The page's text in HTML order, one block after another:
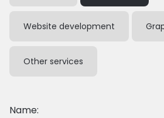
Website development
Other services
Name: